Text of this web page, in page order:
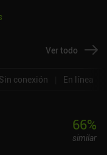
Ver todo
Sin conexión En línea
66%
similar